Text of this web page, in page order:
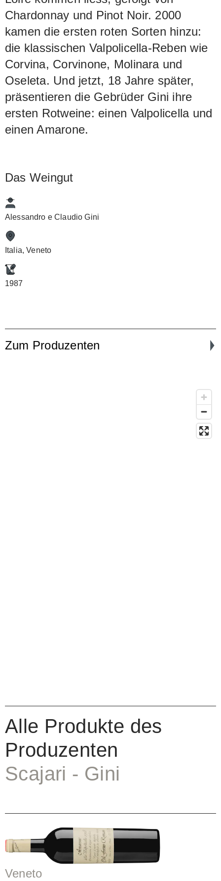
Chardonnay und Pinot Noir. 2000
kamen die ersten roten Sorten hinzu:
die klassischen Valpolicella-Reben wie
Corvina, Corvinone, Molinara und
Oseleta. Und jetzt, 18 Jahre später,
präsentieren die Gebrüder Gini ihre
ersten Rotweine: einen Valpolicella und
einen Amarone.
Das Weingut
Alessandro e Claudio Gini
Italia, Veneto
1987
Zum Produzenten
Alle Produkte des
Produzenten
Scajari - Gini
Veneto